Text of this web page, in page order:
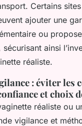
Certains
ajouter une
ou
ainsi
réaliste.
: éviter les
et choix
réaliste ou
vigilance et